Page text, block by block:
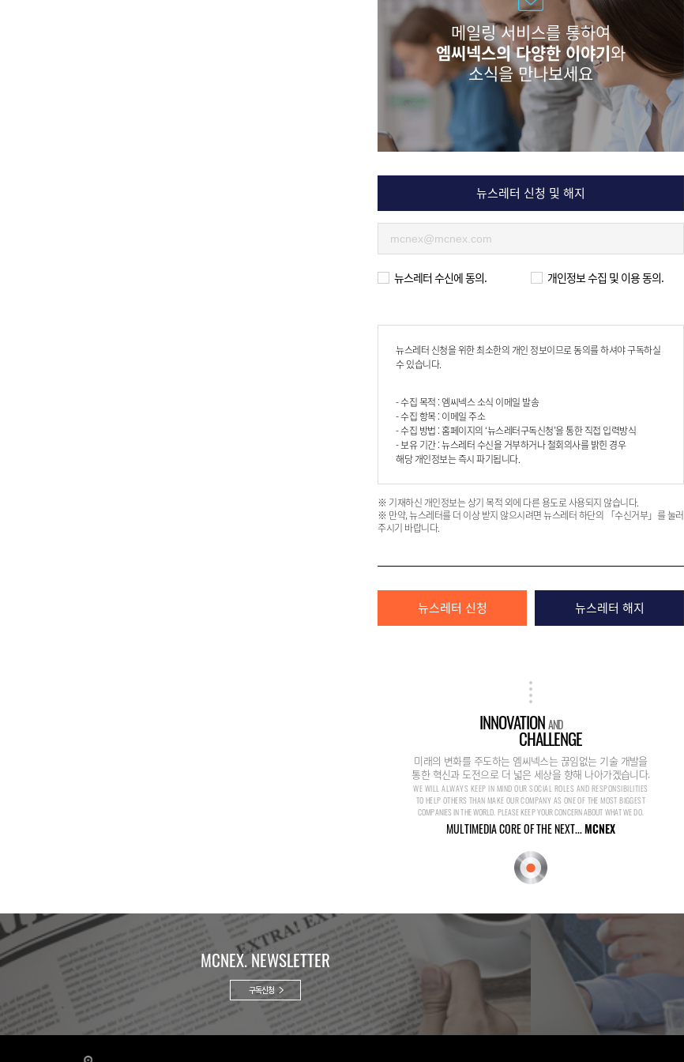
메일링 서비스를 통하여
엠씨넥스의 다양한 이야기와
소식을 만나보세요
뉴스레터 신청 및 해지
뉴스레터 수신에 동의. 개인정보 수집 및 이용 동의.
뉴스레터 신청을 위한 최소한의 개인 정보이므로 동의를 하셔야 구독하실
수 있습니다.
- 수집 목적 : 엠씨넥스 소식 이메일 발송
- 수집 항목 : 이메일 주소
- 수집 방법 : 홈페이지의 ‘뉴스레터구독신청’을 통한 직접 입력방식
- 보유 기간 : 뉴스레터 수신을 거부하거나 철회의사를 밝힌 경우
해당 개인정보는 즉시 파기됩니다.
※ 기재하신 개인정보는 상기 목적 외에 다른 용도로 사용되지 않습니다.
※ 만약, 뉴스레터를 더 이상 받지 않으시려면 뉴스레터 하단의 「수신거부」를 눌러
주시기 바랍니다.
뉴스레터 신청 뉴스레터 해지
INNOVATIONAND
CHALLENGE
미래의 변화를 주도하는 엠씨넥스는 끊임없는 기술 개발을
통한 혁신과 도전으로 더 넓은 세상을 향해 나아가겠습니다.
WE WILL ALWAYS KEEP IN MIND OUR SOCIAL ROLES AND RESPONSIBILITIES
TO HELP OTHERS THAN MAKE OUR COMPANY AS ONE OF THE MOST BIGGEST
COMPANIES IN THE WORLD. PLEASE KEEP YOUR CONCERN ABOUT WHAT WE DO.
MULTIMEDIA CORE OF THE NEXT...MCNEX
MCNEX. NEWSLETTER
구독신청